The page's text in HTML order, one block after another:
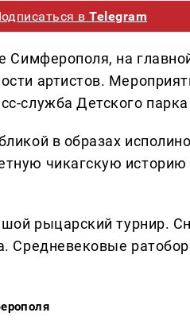
вTelegram
Симферополя, на
артистов.
служба Детского
в образах
чикагскую
рыцарский турнир.
Средневековые